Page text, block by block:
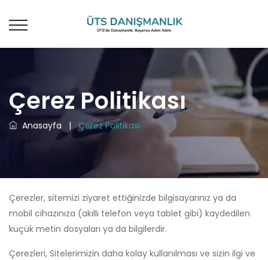
Çerez Politikası
Anasayfa | Çerez Politikası
Çerezler, sitemizi ziyaret ettiğinizde bilgisayarınız ya da
mobil cihazınıza (akıllı telefon veya tablet gibi) kaydedilen
küçük metin dosyaları ya da bilgilerdir.
Çerezleri, Sitelerimizin daha kolay kullanılması ve sizin ilgi ve